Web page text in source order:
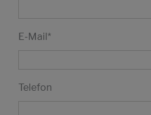
E-Mail*
Telefon